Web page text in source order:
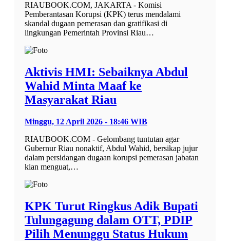
RIAUBOOK.COM, JAKARTA - Komisi
Pemberantasan Korupsi (KPK) terus mendalami
skandal dugaan pemerasan dan gratifikasi di
lingkungan Pemerintah Provinsi Riau…
Aktivis HMI: Sebaiknya Abdul
Wahid Minta Maaf ke
Masyarakat Riau
Minggu, 12 April 2026 - 18:46 WIB
RIAUBOOK.COM - Gelombang tuntutan agar
Gubernur Riau nonaktif, Abdul Wahid, bersikap jujur
dalam persidangan dugaan korupsi pemerasan jabatan
kian menguat,…
KPK Turut Ringkus Adik Bupati
Tulungagung dalam OTT, PDIP
Pilih Menunggu Status Hukum